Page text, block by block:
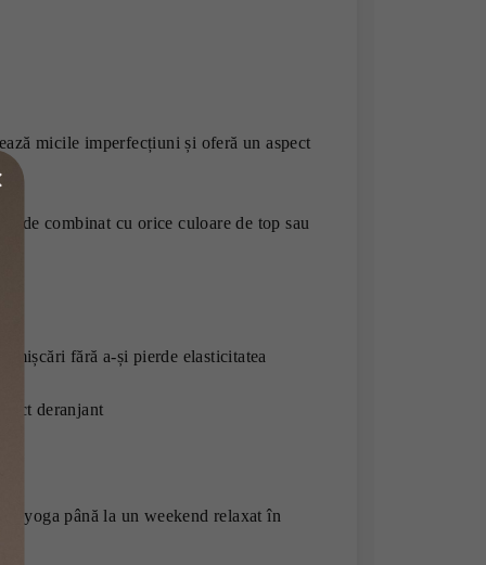
micile imperfecțiuni și oferă un aspect
de combinat cu orice culoare de top sau
mișcări fără a-și pierde elasticitatea
deranjant
yoga până la un weekend relaxat în